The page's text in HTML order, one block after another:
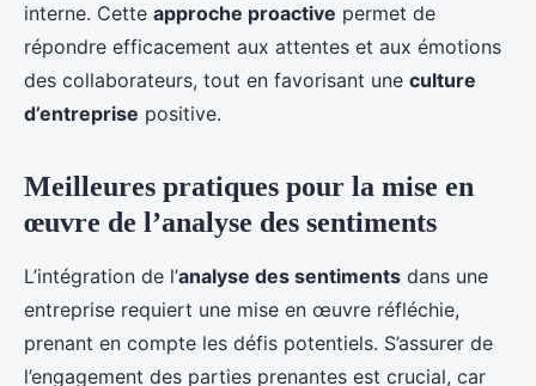
interne. Cette approche proactive permet de
répondre efficacement aux attentes et aux émotions
des collaborateurs, tout en favorisant une culture
d’entreprise positive.
Meilleures pratiques pour la mise en
œuvre de l’analyse des sentiments
L’intégration de l’analyse des sentiments dans une
entreprise requiert une mise en œuvre réfléchie,
prenant en compte les défis potentiels. S’assurer de
l’engagement des parties prenantes est crucial, car